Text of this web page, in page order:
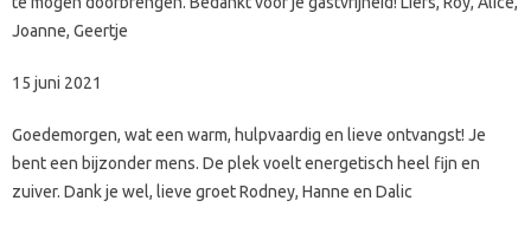
Joanne, Geertje
15 juni 2021
Goedemorgen, wat een warm, hulpvaardig en lieve ontvangst! Je
bent een bijzonder mens. De plek voelt energetisch heel fijn en
zuiver. Dank je wel, lieve groet Rodney, Hanne en Dalic